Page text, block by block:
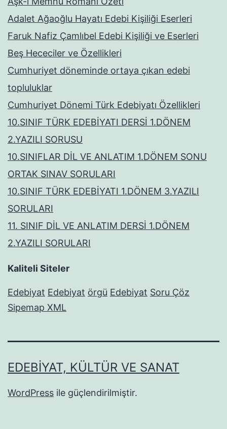
Adalet Ağaoğlu Hayatı Edebi Kişiliği Eserleri
Faruk Nafiz Çamlıbel Edebi Kişiliği ve Eserleri
Beş Hececiler ve Özellikleri
Cumhuriyet döneminde ortaya çıkan edebi
topluluklar
Cumhuriyet Dönemi Türk Edebiyatı Özellikleri
10.SINIF TÜRK EDEBİYATI DERSİ 1.DÖNEM
2.YAZILI SORUSU
10.SINIFLAR DİL VE ANLATIM 1.DÖNEM SONU
ORTAK SINAV SORULARI
10.SINIF TÜRK EDEBİYATI 1.DÖNEM 3.YAZILI
SORULARI
11. SINIF DİL VE ANLATIM DERSİ 1.DÖNEM
2.YAZILI SORULARI
Kaliteli Siteler
Edebiyat Edebiyat örgü Edebiyat Soru Çöz
Sipemap XML
EDEBIYAT, KÜLTÜR VE SANAT
WordPress ile güçlendirilmiştir.